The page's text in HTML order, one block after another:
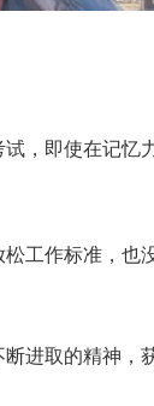
，即使在记忆
工作标准，也
进取的精神